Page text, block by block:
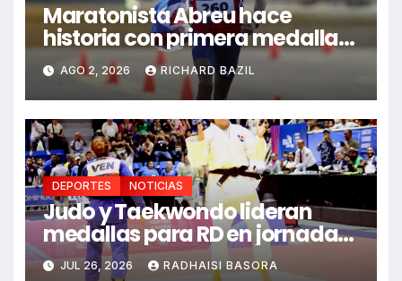
Maratonista Abreu hace
historia con primera medalla
en Juegos Santo Domingo
2026
AGO 2, 2026 RICHARD BAZIL
DEPORTES NOTICIAS
Judo y Taekwondo lideran
medallas para RD en jornada
de Juego Santo Domingo 2026
JUL 26, 2026 RADHAISI BASORA